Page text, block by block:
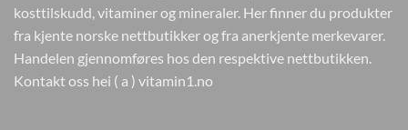
kosttilskudd, vitaminer og mineraler. Her finner du produkter
fra kjente norske nettbutikker og fra anerkjente merkevarer.
Handelen gjennomføres hos den respektive nettbutikken.
Kontakt oss hei ( a ) vitamin1.no